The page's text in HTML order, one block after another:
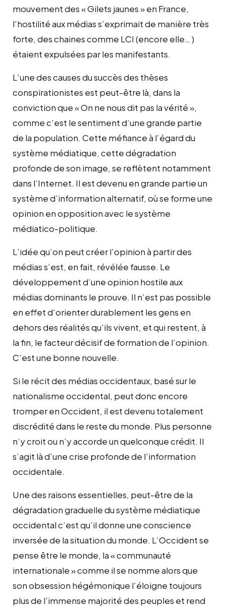
mouvement des « Gilets jaunes » en France,
l’hostilité aux médias s’exprimait de manière très
forte, des chaines comme LCI (encore elle… )
étaient expulsées par les manifestants.
L’une des causes du succès des thèses
conspirationistes est peut-être là, dans la
conviction que « On ne nous dit pas la vérité »,
comme c’est le sentiment d’une grande partie
de la population. Cette méfiance à l’égard du
système médiatique, cette dégradation
profonde de son image, se reflètent notamment
dans l’Internet. Il est devenu en grande partie un
système d’information alternatif, où se forme une
opinion en opposition avec le système
médiatico-politique.
L’idée qu’on peut créer l’opinion à partir des
médias s’est, en fait, révélée fausse. Le
développement d’une opinion hostile aux
médias dominants le prouve. Il n’est pas possible
en effet d’orienter durablement les gens en
dehors des réalités qu’ils vivent, et qui restent, à
la fin, le facteur décisif de formation de l’opinion.
C’est une bonne nouvelle.
Si le récit des médias occidentaux, basé sur le
nationalisme occidental, peut donc encore
tromper en Occident, il est devenu totalement
discrédité dans le reste du monde. Plus personne
n’y croit ou n’y accorde un quelconque crédit. Il
s’agit là d’une crise profonde de l’information
occidentale.
Une des raisons essentielles, peut-être de la
dégradation graduelle du système médiatique
occidental c’est qu’il donne une conscience
inversée de la situation du monde. L’Occident se
pense être le monde, la « communauté
internationale » comme il se nomme alors que
son obsession hégémonique l’éloigne toujours
plus de l’immense majorité des peuples et rend